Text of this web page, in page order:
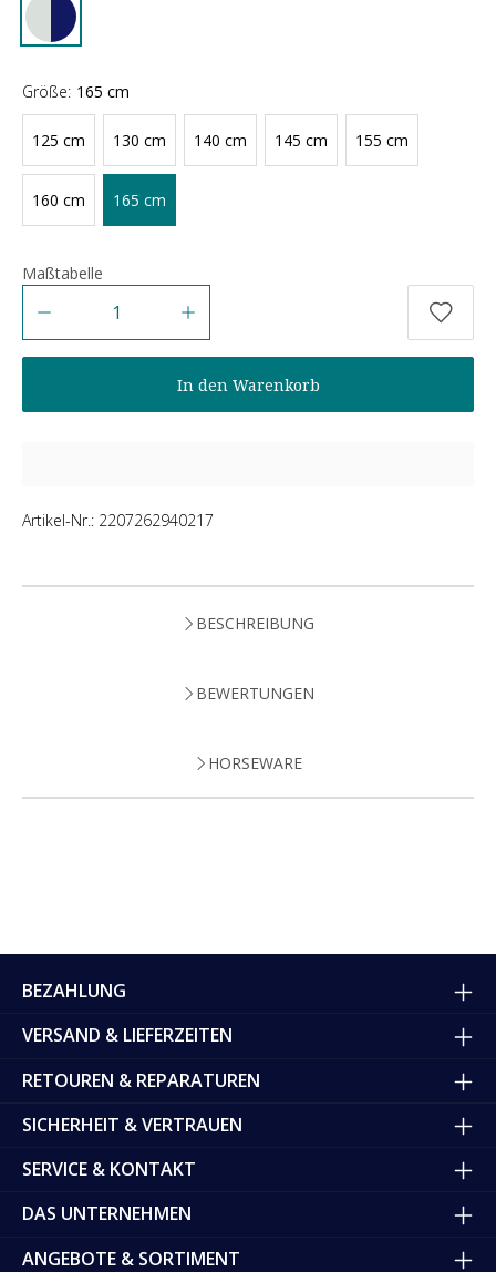
Größe: 165 cm
125 cm 130 cm 140 cm 145 cm 155 cm
160 cm 165 cm
Maßtabelle
In den Warenkorb
Artikel-Nr.: 2207262940217
BESCHREIBUNG
BEWERTUNGEN
HORSEWARE
BEZAHLUNG
VERSAND & LIEFERZEITEN
RETOUREN & REPARATUREN
SICHERHEIT & VERTRAUEN
SERVICE & KONTAKT
DAS UNTERNEHMEN
ANGEBOTE & SORTIMENT